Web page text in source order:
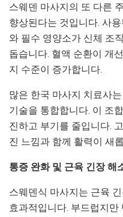
스웨덴 마사지의 또 다른
향상된다는 것입니다. 사
와 필수 영양소가 신체 조
돕습니다. 혈액 순환이 개
지 수준이 증가합니다.
많은 한국 마사지 치료사
기술을 통합합니다. 이 조
진하고 부기를 줄입니다.
진 느낌과 함께 활력이 새
통증 완화 및 근육 긴장 해
스웨덴식 마사지는 근육
효과적입니다. 부드럽지